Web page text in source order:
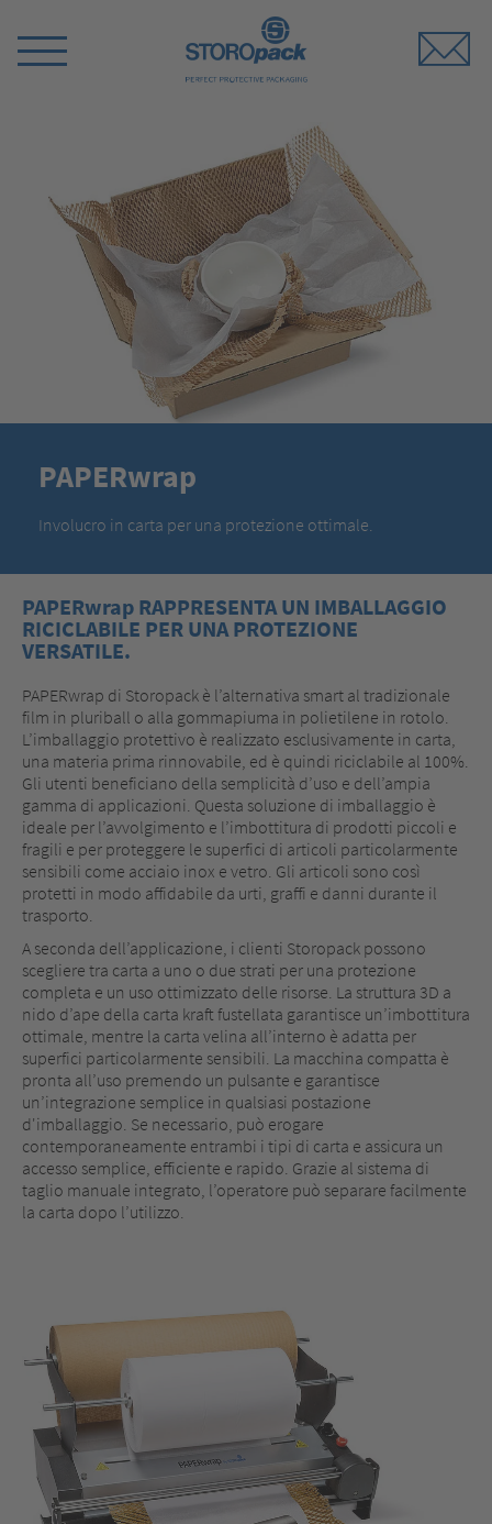
Switch
PAPERwrap
Involucro in carta per una protezione ottimale.
PAPERwrap RAPPRESENTA UN IMBALLAGGIO
RICICLABILE PER UNA PROTEZIONE
VERSATILE.
PAPERwrap di Storopack è l’alternativa smart al tradizionale
film in pluriball o alla gommapiuma in polietilene in rotolo.
L’imballaggio protettivo è realizzato esclusivamente in carta,
una materia prima rinnovabile, ed è quindi riciclabile al 100%.
Gli utenti beneficiano della semplicità d’uso e dell’ampia
gamma di applicazioni. Questa soluzione di imballaggio è
ideale per l’avvolgimento e l’imbottitura di prodotti piccoli e
fragili e per proteggere le superfici di articoli particolarmente
sensibili come acciaio inox e vetro. Gli articoli sono così
protetti in modo affidabile da urti, graffi e danni durante il
trasporto.
A seconda dell’applicazione, i clienti Storopack possono
scegliere tra carta a uno o due strati per una protezione
completa e un uso ottimizzato delle risorse. La struttura 3D a
nido d’ape della carta kraft fustellata garantisce un’imbottitura
ottimale, mentre la carta velina all’interno è adatta per
superfici particolarmente sensibili. La macchina compatta è
pronta all’uso premendo un pulsante e garantisce
un’integrazione semplice in qualsiasi postazione
d'imballaggio. Se necessario, può erogare
contemporaneamente entrambi i tipi di carta e assicura un
accesso semplice, efficiente e rapido. Grazie al sistema di
taglio manuale integrato, l’operatore può separare facilmente
la carta dopo l’utilizzo.